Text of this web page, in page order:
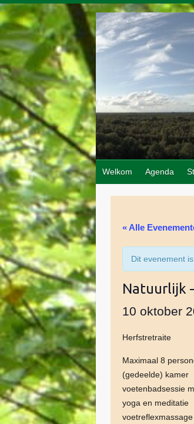
Doorgaan
naar
inhoud
Welkom Agenda
« Alle
Dit evenement
Natuurlijk
10 oktober
Herfstretraite
Maximaal 8
(gedeelde) kamer
voetenbadsessie
yoga en meditatie
voetreflexmassage